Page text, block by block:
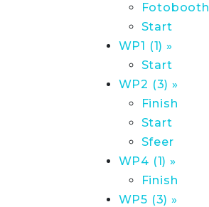
Fotobooth
Start
WP1 (1) »
Start
WP2 (3) »
Finish
Start
Sfeer
WP4 (1) »
Finish
WP5 (3) »